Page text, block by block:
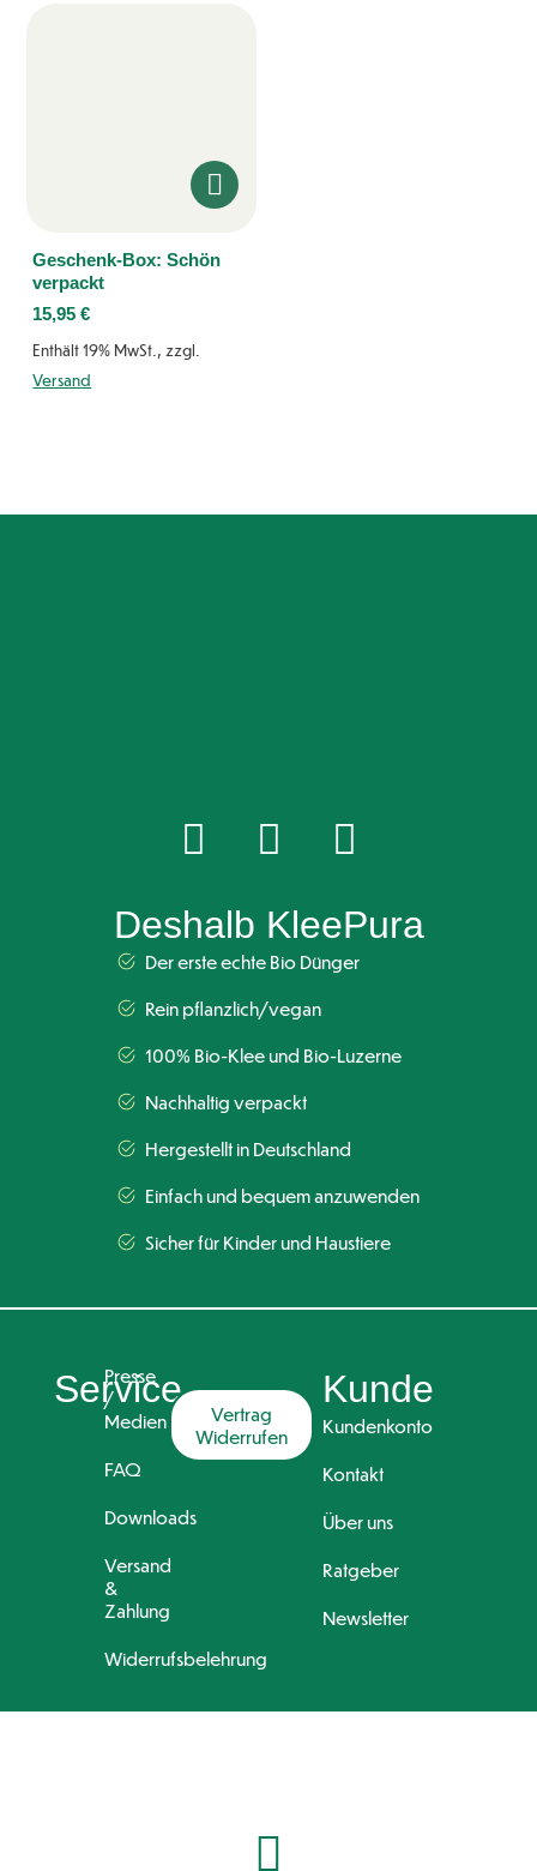
Geschenk-Box: Schön
verpackt
15,95€
Enthält 19% MwSt., zzgl.
Versand
Deshalb KleePura
Der erste echte Bio Dünger
Rein pflanzlich/vegan
100% Bio-Klee und Bio-Luzerne
Nachhaltig verpackt
Hergestellt in Deutschland
Einfach und bequem anzuwenden
Sicher für Kinder und Haustiere
Service
Presse
/
Medien
FAQ
Downloads
Versand
&
Zahlung
Widerrufsbelehrung
Vertrag
Widerrufen
Kunde
Kundenkonto
Kontakt
Über uns
Ratgeber
Newsletter